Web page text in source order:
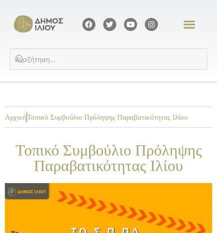
ΑρχικήΤοπικό Συμβούλιο Πρόληψης Παραβατικότητας Ιλίου
Τοπικό Συμβούλιο Πρόληψης
Παραβατικότητας Ιλίου